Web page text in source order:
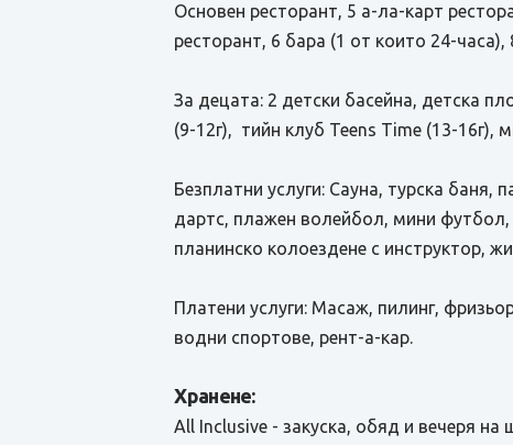
Основен ресторант, 5 а-ла-карт
ресторант, 6 бара (1 от които 24-
За децата: 2 детски басейна, детска
(9-12г), тийн клуб Teens Time (13-16г),
Безплатни услуги: Сауна, турска баня,
дартс, плажен волейбол, мини футбол,
планинско колоездене с инструктор,
Платени услуги: Масаж, пилинг,
водни спортове, рент-а-кар.
Хранене:
All Inclusive - закуска, обяд и вечеря